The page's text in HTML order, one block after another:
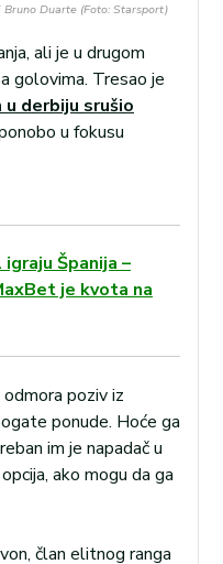
Duarte (Foto: Starsport)
ali je u drugom
golovima. Tresao je
derbiju srušio
u fokusu
igraju Španija –
je kvota na
poziv iz
ponude. Hoće ga
im je napadač u
ako mogu da ga
član elitnog ranga